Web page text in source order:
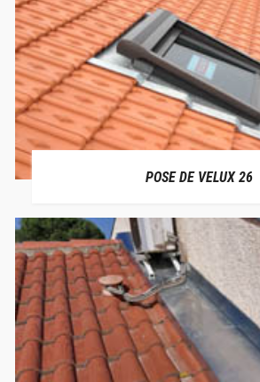
POSE DE VELUX 26